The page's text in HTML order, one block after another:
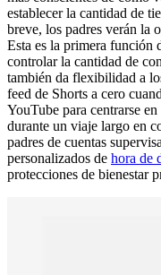
establecer la cantidad de
breve, los padres verán la
Esta es la primera función
controlar la cantidad de
también da flexibilidad a
feed de Shorts a cero
YouTube para centrarse
durante un viaje largo en
padres de cuentas
personalizados de hora de
protecciones de bienestar